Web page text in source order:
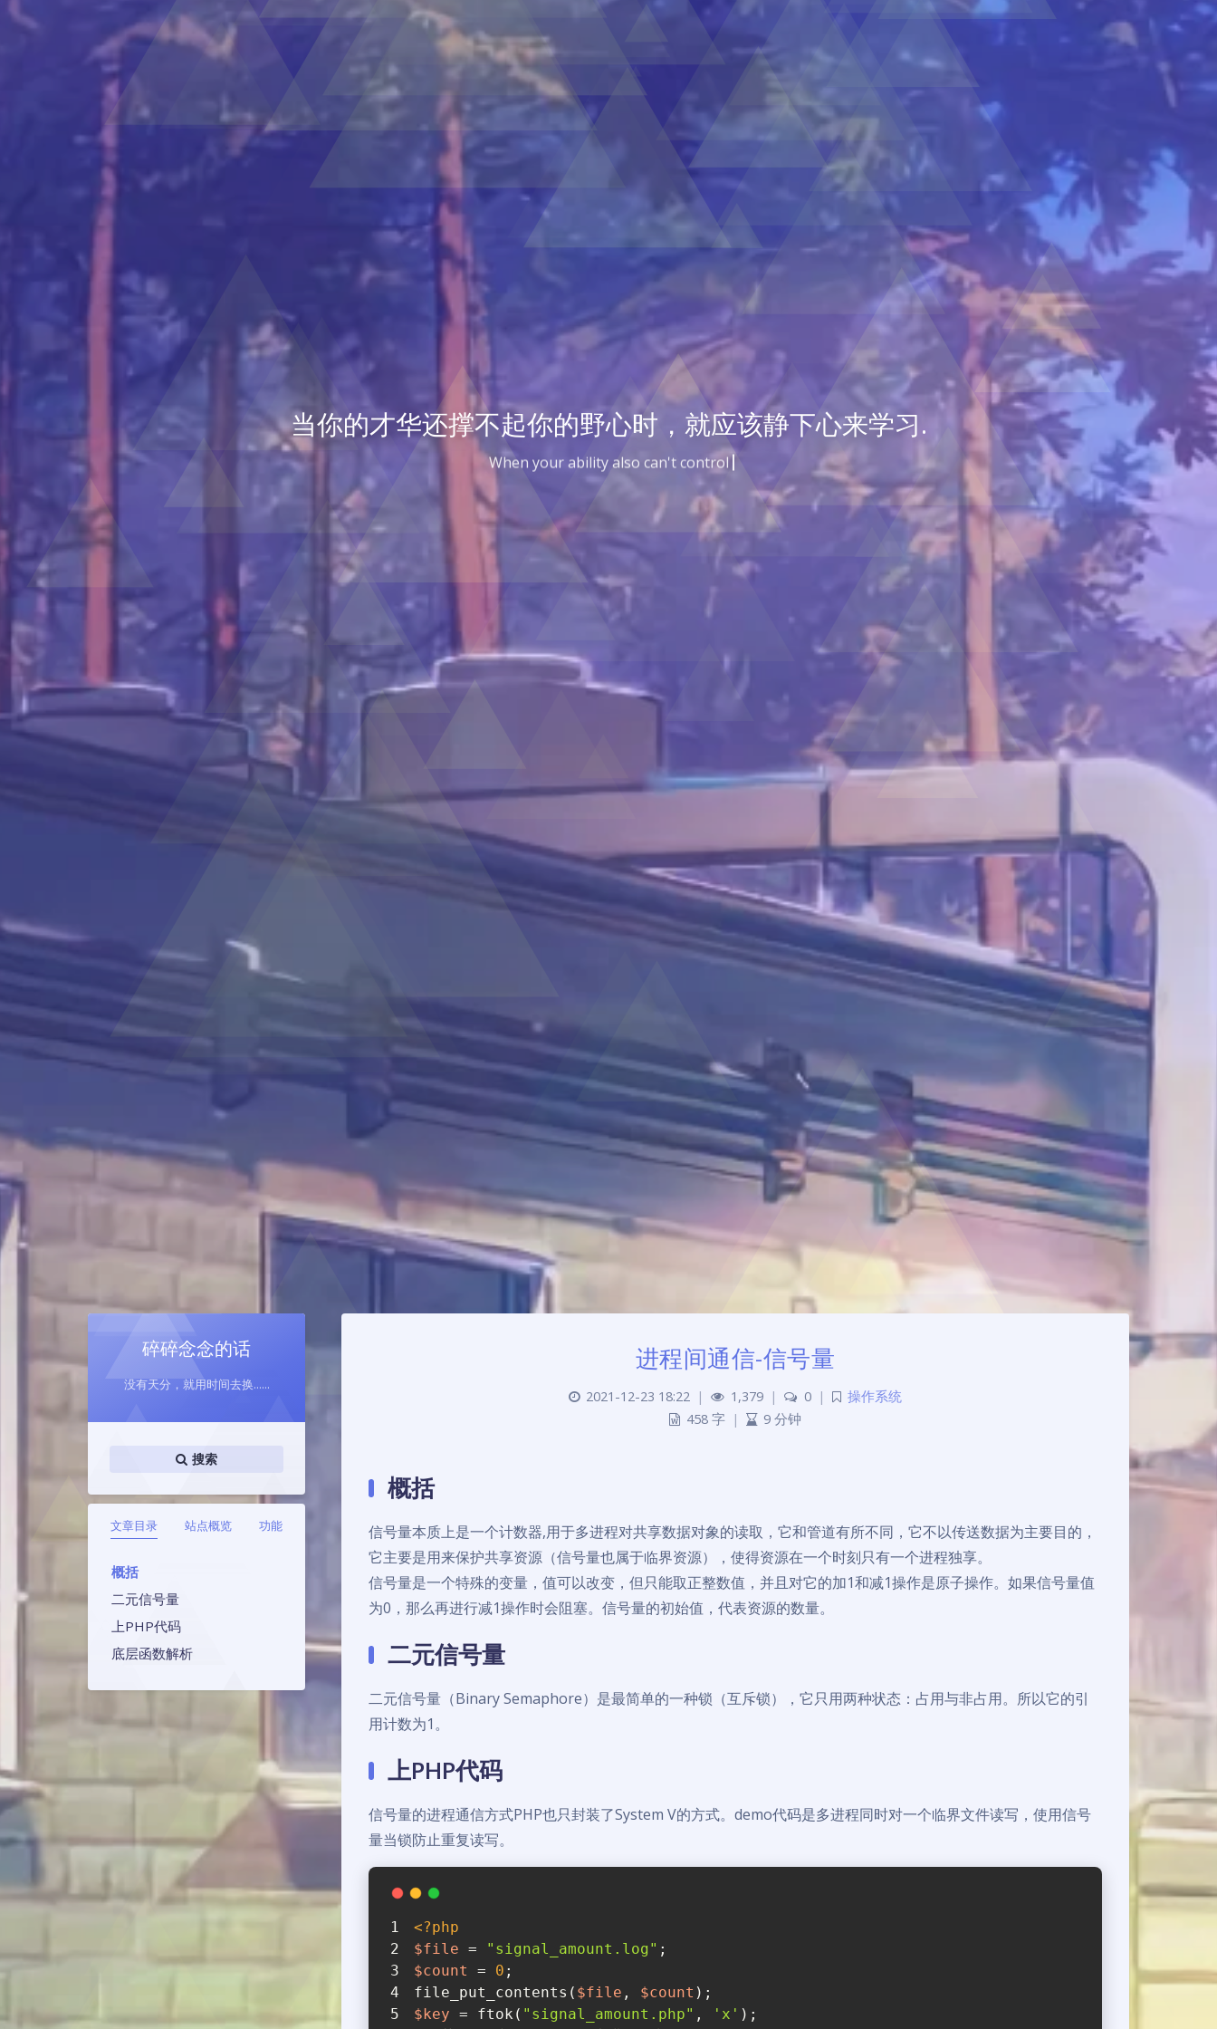
当你的才华还撑不起你的野心时，就应该静下心来学习.
When your ability also can't control your goal, you should settle do
碎碎念念的话
没有天分，就用时间去换......
搜索
文章目录 站点概览 功能
概括
二元信号量
上PHP代码
底层函数解析
进程间通信-信号量
2021-12-23 18:22 | 1,379 | 0 |
操作系统
458 字 | 9 分钟
概括
信号量本质上是一个计数器,用于多进程对共享数据对象的读取，它和管道有所不同，它不以传送数据为主要目的，
它主要是用来保护共享资源（信号量也属于临界资源），使得资源在一个时刻只有一个进程独享。
信号量是一个特殊的变量，值可以改变，但只能取正整数值，并且对它的加1和减1操作是原子操作。如果信号量值
为0，那么再进行减1操作时会阻塞。信号量的初始值，代表资源的数量。
二元信号量
二元信号量（Binary Semaphore）是最简单的一种锁（互斥锁），它只用两种状态：占用与非占用。所以它的引
用计数为1。
上PHP代码
信号量的进程通信方式PHP也只封装了System V的方式。demo代码是多进程同时对一个临界文件读写，使用信号
量当锁防止重复读写。
<?php
$file = "signal_amount.log" ;
$count
= 0 ;
file_put_contents( $file , $count );
$key = ftok( "signal_amount.php" , 'x' );